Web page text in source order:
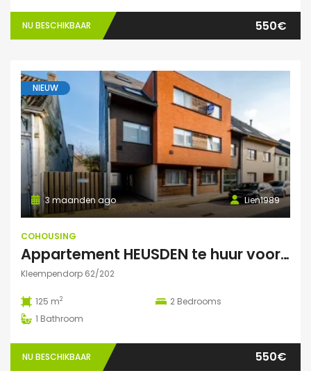
NU BESCHIKBAAR 550€
NIEUW
Lien1989
3 maanden ago
COHOUSING
Appartement HEUSDEN te huur voor COHOUSING
Kleempendorp 62/202
125 m2 2 Bedrooms
1 Bathroom
NU BESCHIKBAAR 550€